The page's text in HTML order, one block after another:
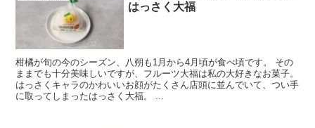
はっさく大福
柑橘が旬の今のシーズン、八朔も1月から4月頃が食べ頃です。 その
ままでも十分美味しいですが、フルーツ大福は私の大好きなお菓子。
はっさくキャラのかわいいお顔がたくさん店頭に並んでいて、つい手
に取ってしまったはっさく大福。 ...